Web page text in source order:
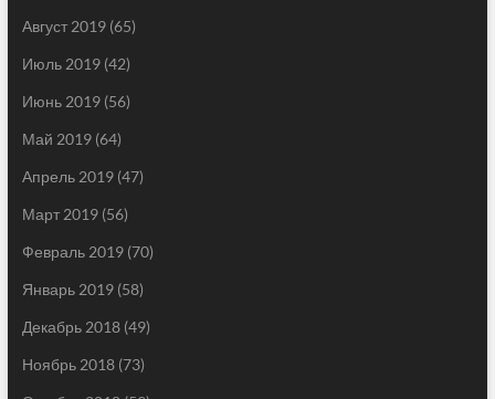
Август 2019(65)
Июль 2019(42)
Июнь 2019(56)
Май 2019(64)
Апрель 2019(47)
Март 2019(56)
Февраль 2019(70)
Январь 2019(58)
Декабрь 2018(49)
Ноябрь 2018(73)